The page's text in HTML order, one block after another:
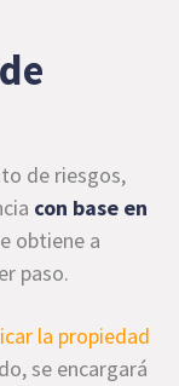
de riesgos,
con base en
obtiene a
paso.
la propiedad
se encargará